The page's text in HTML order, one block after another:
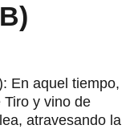
En aquel tiempo,
y vino de
atravesando la